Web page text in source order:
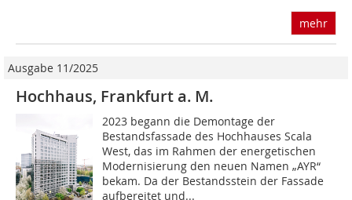
mehr
Ausgabe 11/2025
Hochhaus, Frankfurt a. M.
2023 begann die Demontage der
Bestandsfassade des Hochhauses Scala
West, das im Rahmen der energetischen
Modernisierung den neuen Namen „AYR“
bekam. Da der Bestandsstein der Fassade
aufbereitet und...